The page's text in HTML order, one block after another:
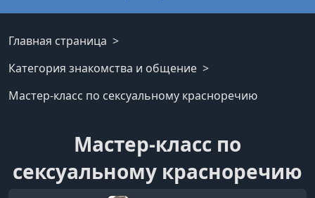
Главная страница
Категория знакомства и общение
Мастер-класс по сексуальному красноречию
Мастер-класс по
сексуальному красноречию